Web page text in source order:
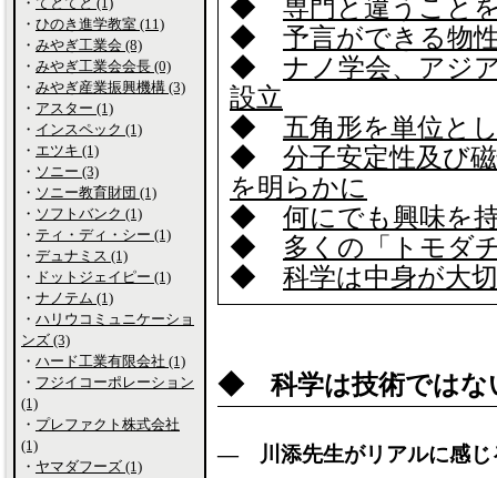
◆ 専門と違うこと
◆ 予言ができる物
◆ ナノ学会、アジ
設立
◆ 五角形を単位と
◆ 分子安定性及び
を明らかに
◆ 何にでも興味を
◆ 多くの「トモダ
◆ 科学は中身が大切
◆ 科学は技術ではな
― 川添先生がリアルに感じ
・ ひのき進学教室 (11)
・ みやぎ工業会 (8)
・ みやぎ工業会会長 (0)
・ みやぎ産業振興機構 (3)
・ アスター (1)
・ インスペック (1)
・ エツキ (1)
・ ソニー (3)
・ ソニー教育財団 (1)
・ ソフトバンク (1)
・ ティ・ディ・シー (1)
・ デュナミス (1)
・ ドットジェイピー (1)
・ ナノテム (1)
・ ハリウコミュニケーショ
ンズ (3)
・ ハード工業有限会社 (1)
・ フジイコーポレーション
(1)
・ プレファクト株式会社
(1)
・ ヤマダフーズ (1)